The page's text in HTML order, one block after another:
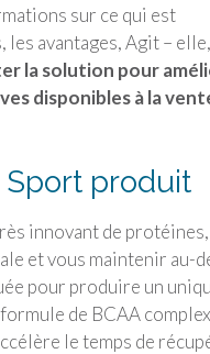
sur ce qui est
avantages, Agit –
la solution pour
disponibles à la
Sport produit
innovant de
et vous maintenir au-
pour produire un
de BCAA
le temps de